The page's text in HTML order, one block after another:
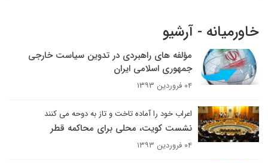
خاورمیانه - آرشیو
مؤلفه های راهبردی در تدوین سیاست خارجی
جمهوری اسلامی ایران
۰۴ فروردین ۱۳۹۳
اعراب خود را آماده تاخت و تاز به دوحه می کنند
نشست کویت، محلی برای محاکمه قطر
۰۴ فروردین ۱۳۹۳